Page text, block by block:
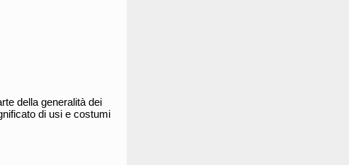
della generalità dei
di usi e costumi